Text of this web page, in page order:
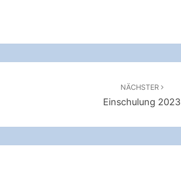
NÄCHSTER
Einschulung 2023